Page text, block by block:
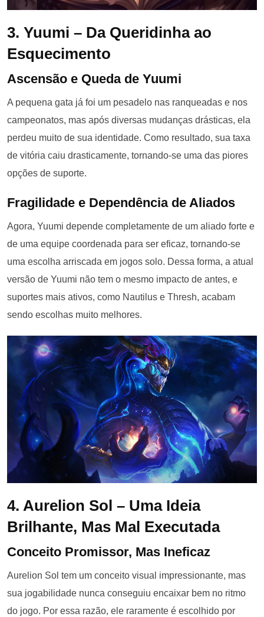
3. Yuumi – Da Queridinha ao
Esquecimento
Ascensão e Queda de Yuumi
A pequena gata já foi um pesadelo nas ranqueadas e nos
campeonatos, mas após diversas mudanças drásticas, ela
perdeu muito de sua identidade. Como resultado, sua taxa
de vitória caiu drasticamente, tornando-se uma das piores
opções de suporte.
Fragilidade e Dependência de Aliados
Agora, Yuumi depende completamente de um aliado forte e
de uma equipe coordenada para ser eficaz, tornando-se
uma escolha arriscada em jogos solo. Dessa forma, a atual
versão de Yuumi não tem o mesmo impacto de antes, e
suportes mais ativos, como Nautilus e Thresh, acabam
sendo escolhas muito melhores.
4. Aurelion Sol – Uma Ideia
Brilhante, Mas Mal Executada
Conceito Promissor, Mas Ineficaz
Aurelion Sol tem um conceito visual impressionante, mas
sua jogabilidade nunca conseguiu encaixar bem no ritmo
do jogo. Por essa razão, ele raramente é escolhido por